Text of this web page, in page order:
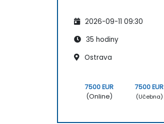
2026-09-11 09:30
35 hodiny
Ostrava
7500 EUR
(Online)
7500 EUR
(Učebna)